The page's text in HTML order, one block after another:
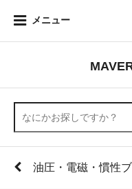
メニュー
油圧・電磁・慣性